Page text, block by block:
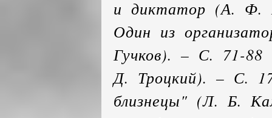
и диктатор (А. Ф.
Один из
Гучков). – С. 71-
Д. Троцкий). – С.
близнецы" (Л. Б.